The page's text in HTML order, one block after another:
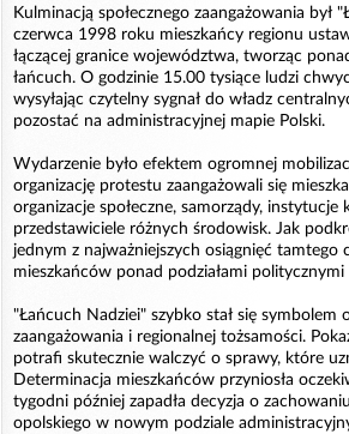
Kulminacją społecznego zaangażowania był
czerwca 1998 roku mieszkańcy regionu
łączącej granice województwa, tworząc
łańcuch. O godzinie 15.00 tysiące ludzi
wysyłając czytelny sygnał do władz
pozostać na administracyjnej mapie Polski.
Wydarzenie było efektem ogromnej
organizację protestu zaangażowali się
organizacje społeczne, samorządy, instytucje
przedstawiciele różnych środowisk. Jak
jednym z najważniejszych osiągnięć tamtego
mieszkańców ponad podziałami
"Łańcuch Nadziei" szybko stał się symbolem
zaangażowania i regionalnej tożsamości.
potrafi skutecznie walczyć o sprawy, które
Determinacja mieszkańców przyniosła
tygodni później zapadła decyzja o
opolskiego w nowym podziale